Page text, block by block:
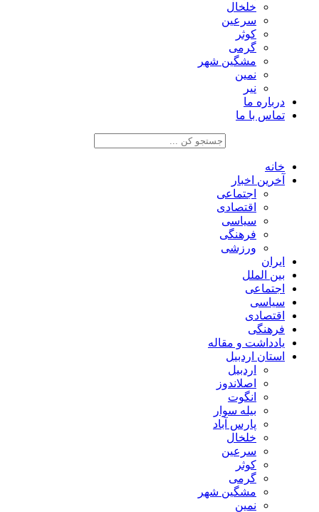
خلخال
سرعین
کوثر
گرمی
مشگین شهر
نمین
نیر
درباره ما
تماس با ما
خانه
آخرین اخبار
اجتماعی
اقتصادی
سیاسی
فرهنگی
ورزشی
ایران
بین الملل
اجتماعی
سیاسی
اقتصادی
فرهنگی
یادداشت و مقاله
استان اردبیل
اردبیل
اصلاندوز
انگوت
بیله سوار
پارس آباد
خلخال
سرعین
کوثر
گرمی
مشگین شهر
نمین